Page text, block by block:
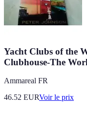
Yacht Clubs of the
Clubhouse-The
Ammareal FR
46.52 EURVoir le prix